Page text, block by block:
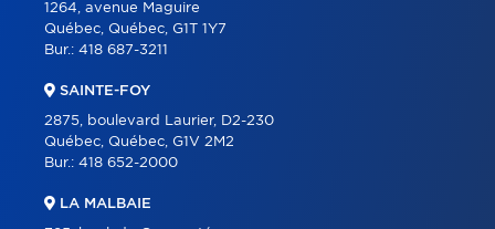
1264, avenue Maguire
Québec, Québec, G1T 1Y7
Bur.: 418 687-3211
SAINTE-FOY
2875, boulevard Laurier, D2-230
Québec, Québec, G1V 2M2
Bur.: 418 652-2000
LA MALBAIE